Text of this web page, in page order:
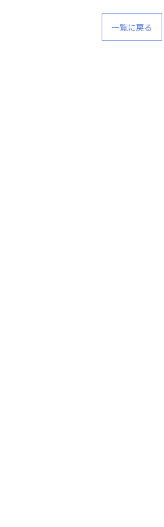
一覧に戻る